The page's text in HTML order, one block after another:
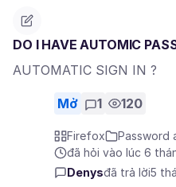
DO I HAVE AUTOMIC
AUTOMATIC SIGN IN ?
Mở 1 120
Firefox
Password
đã hỏi vào lúc 6
Denysđã trả lời5